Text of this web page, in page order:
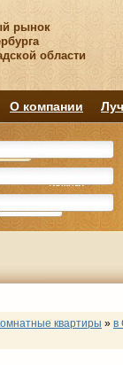
рынок
области
О компании
Комнат
Комнат
квартиры » в